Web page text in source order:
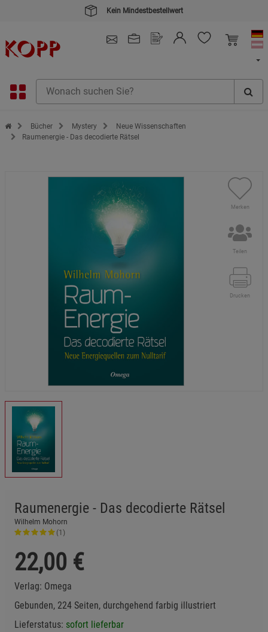
Kein Mindestbestellwert
Zur Startseite des Kopp Verlag Online-Shop
Bücher Mystery
Neue Wissenschaften
Raumenergie - Das decodierte Rätsel
Merken
Teilen
Drucken
Raumenergie - Das decodierte Rätsel
Wilhelm Mohorn
(1)
22,00 €
Verlag: Omega
Gebunden, 224 Seiten, durchgehend farbig illustriert
Lieferstatus: sofort lieferbar